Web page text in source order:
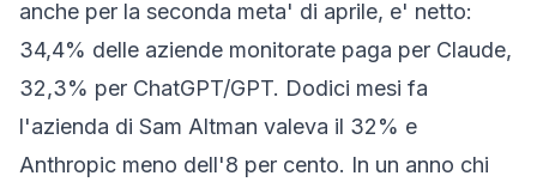
anche per la seconda meta' di aprile, e' netto:
34,4% delle aziende monitorate paga per Claude,
32,3% per ChatGPT/GPT. Dodici mesi fa
l'azienda di Sam Altman valeva il 32% e
Anthropic meno dell'8 per cento. In un anno chi